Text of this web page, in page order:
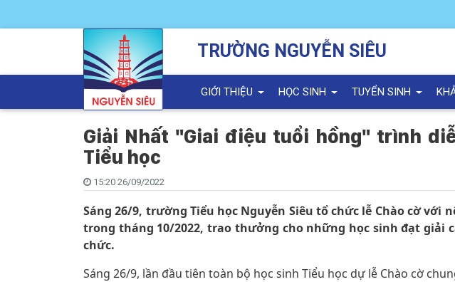
TRƯỜNG NGUYỄN SIÊU
GIỚI THIỆU HỌC SINH TUYỂN SINH
Giải Nhất "Giai điệu tuổi hồng" trình
Tiểu học
15:20 26/09/2022
Sáng 26/9, trường Tiểu học Nguyễn Siêu tổ chức lễ Chào cờ với
trong tháng 10/2022, trao thưởng cho những học sinh đạt giải
chức.
Sáng 26/9, lần đầu tiên toàn bộ học sinh Tiểu học dự lễ Chào cờ